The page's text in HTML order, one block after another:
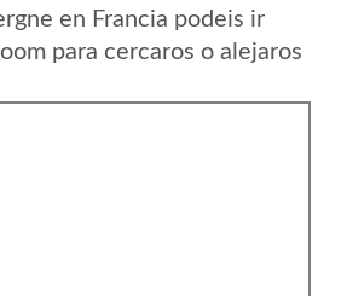
en Francia podeis ir
para cercaros o alejaros